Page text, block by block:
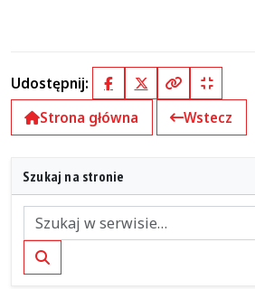
Udostępnij: FacebookX (Twitter)
Kopiuj pełny
Kopiuj
Strona główna
Wstecz
Szukaj na stronie
Szukaj